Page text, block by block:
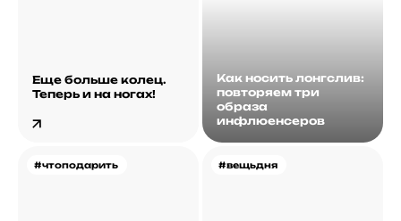
Еще больше колец.
Теперь и на ногах!
Как носить лонгслив:
повторяем три
образа
инфлюенсеров
#чтоподарить #вещьдня